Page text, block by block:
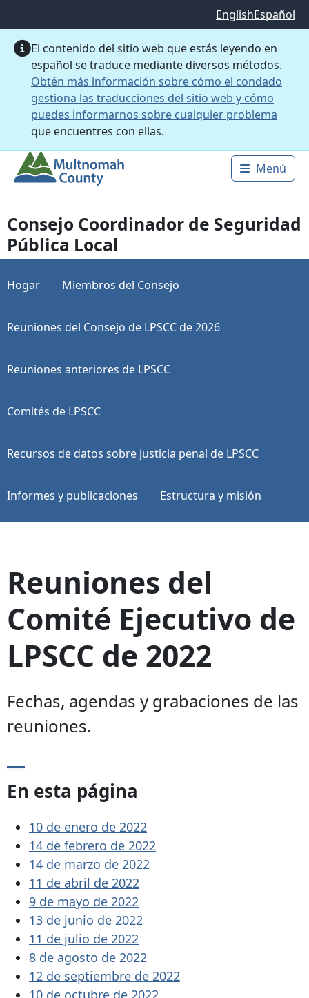
EnglishEspañol
El contenido del sitio web que estás leyendo en
español se traduce mediante diversos métodos.
Obtén más información sobre cómo el condado
gestiona las traducciones del sitio web y cómo
puedes informarnos sobre cualquier problema
que encuentres con ellas.
Main
Menú
Consejo Coordinador de Seguridad
Pública Local
Hogar Miembros del Consejo
Reuniones del Consejo de LPSCC de 2026
Reuniones anteriores de LPSCC
Comités de LPSCC
Recursos de datos sobre justicia penal de LPSCC
Informes y publicaciones Estructura y misión
Reuniones del
Comité Ejecutivo de
LPSCC de 2022
Fechas, agendas y grabaciones de las
reuniones.
En esta página
10 de enero de 2022
14 de febrero de 2022
14 de marzo de 2022
11 de abril de 2022
9 de mayo de 2022
13 de junio de 2022
11 de julio de 2022
8 de agosto de 2022
12 de septiembre de 2022
10 de octubre de 2022